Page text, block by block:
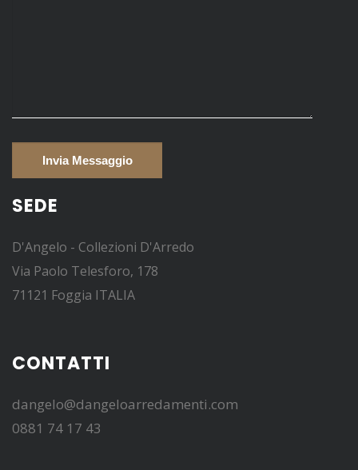
SEDE
D'Angelo - Collezioni D'Arredo
Via Paolo Telesforo, 178
71121 Foggia ITALIA
CONTATTI
dangelo@dangeloarredamenti.com
0881 74 17 43